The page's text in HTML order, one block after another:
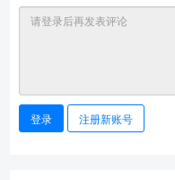
登录 注册新账号